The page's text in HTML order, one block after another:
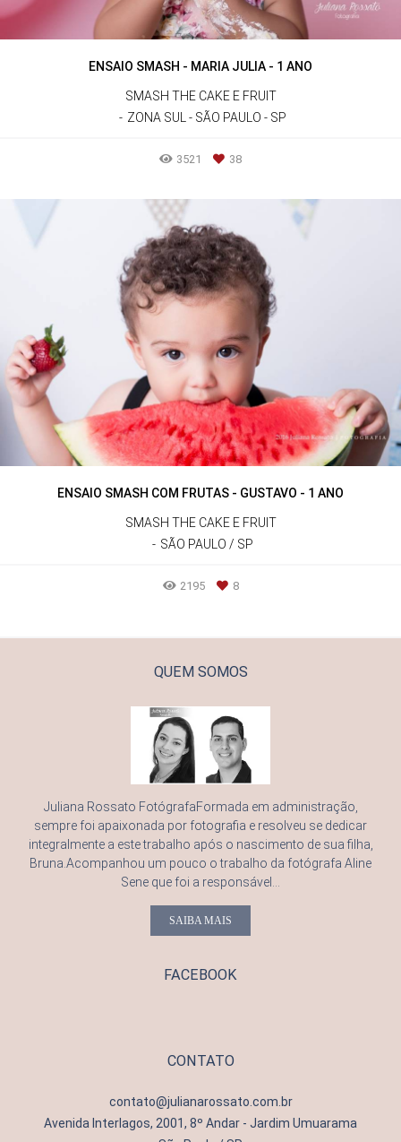
ENSAIO SMASH - MARIA JULIA - 1 ANO
SMASH THE CAKE E FRUIT
ZONA SUL - SÃO PAULO - SP
3521 38
ENSAIO SMASH COM FRUTAS - GUSTAVO - 1 ANO
SMASH THE CAKE E FRUIT
SÃO PAULO / SP
2195 8
QUEM SOMOS
Juliana Rossato FotógrafaFormada em administração,
sempre foi apaixonada por fotografia e resolveu se dedicar
integralmente a este trabalho após o nascimento de sua filha,
Bruna.Acompanhou um pouco o trabalho da fotógrafa Aline
Sene que foi a responsável...
SAIBA MAIS
FACEBOOK
CONTATO
contato@julianarossato.com.br
Avenida Interlagos, 2001, 8º Andar - Jardim Umuarama